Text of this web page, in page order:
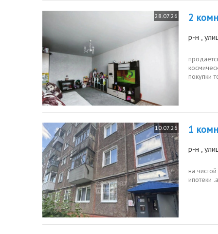
28.07.26 2
р-н ,
покупки
10.07.26 1
р-н ,
на
ипотеки